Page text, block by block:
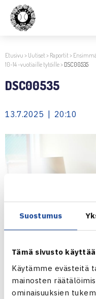
Suostumus
Tämä sivusto
Käytämme evästeitä
mainosten
ominaisuuksien
Etusivu > Uutiset> Raportit>
10-14 -vuotiaille tytöille> DSC00535
DSC00535
13.7.2025 | 20:10